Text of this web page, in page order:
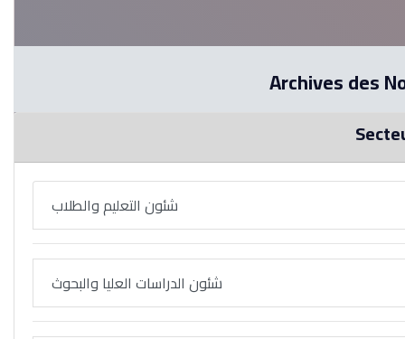
Archives des
شئون التعليم والطلاب
شئون الدراسات العليا والبحوث